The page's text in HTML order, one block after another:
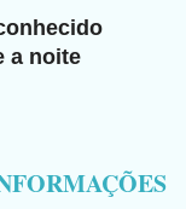
a noite